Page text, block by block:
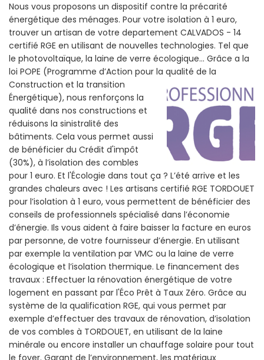
Nous vous proposons un dispositif contre la précarité
énergétique des ménages. Pour votre isolation à 1 euro,
trouver un artisan de votre departement CALVADOS - 14
certifié RGE en utilisant de nouvelles technologies. Tel que
le photovoltaïque, la laine de verre écologique... Grâce a la
loi POPE (Programme d’Action pour la qualité de la
Construction et la transition
Énergétique), nous renforçons la
qualité dans nos constructions et
réduisons la sinistralité des
bâtiments. Cela vous permet aussi
de bénéficier du Crédit d'impôt
(30%), à l’isolation des combles
pour 1 euro. Et l'Écologie dans tout ça ? L’été arrive et les
grandes chaleurs avec ! Les artisans certifié RGE TORDOUET
pour l’isolation à 1 euro, vous permettent de bénéficier des
conseils de professionnels spécialisé dans l’économie
d’énergie. Ils vous aident à faire baisser la facture en euros
par personne, de votre fournisseur d’énergie. En utilisant
par exemple la ventilation par VMC ou la laine de verre
écologique et l’isolation thermique. Le financement des
travaux : Effectuer la rénovation énergétique de votre
logement en passant par l'Éco Prêt à Taux Zéro. Grâce au
système de la qualification RGE, qui vous permet par
exemple d’effectuer des travaux de rénovation, d’isolation
de vos combles à TORDOUET, en utilisant de la laine
minérale ou encore installer un chauffage solaire pour tout